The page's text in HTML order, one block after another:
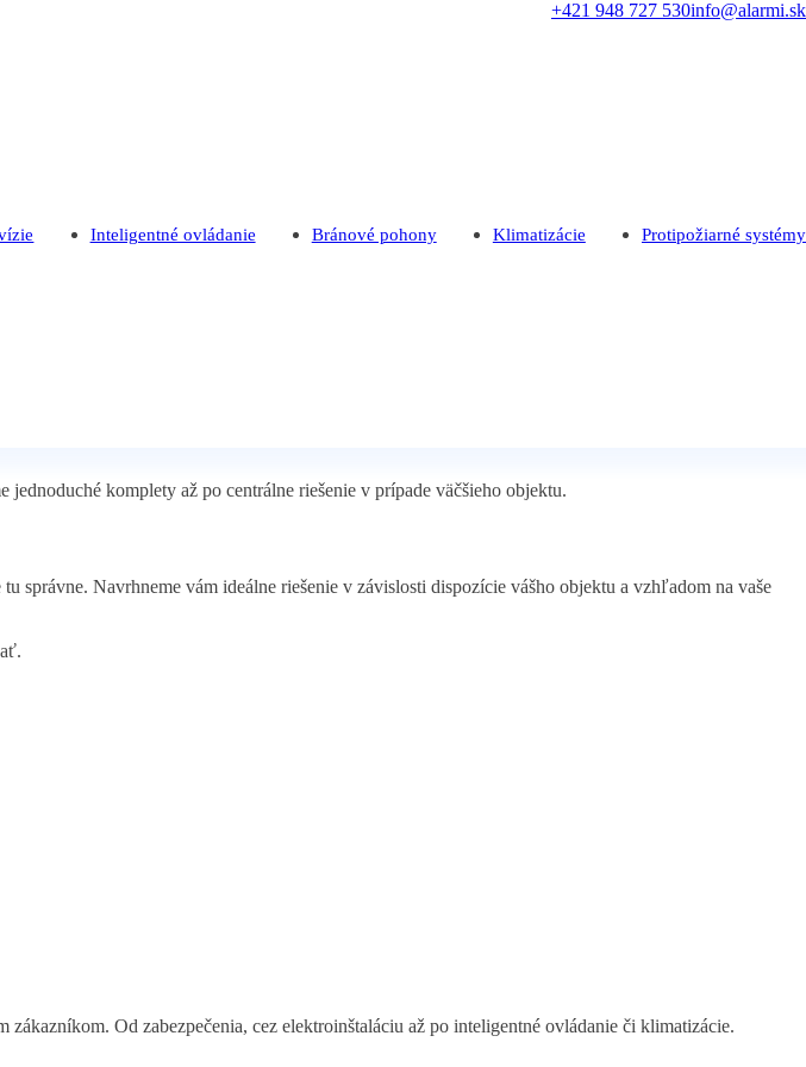
+421 948 727 530info@alarmi.sk
Inteligentné ovládanie Bránové pohony Klimatizácie Protipožiarné systémy
komplety až po centrálne riešenie v prípade väčšieho objektu.
Navrhneme vám ideálne riešenie v závislosti dispozície vášho objektu a vzhľadom na vaše
Od zabezpečenia, cez elektroinštaláciu až po inteligentné ovládanie či klimatizácie.